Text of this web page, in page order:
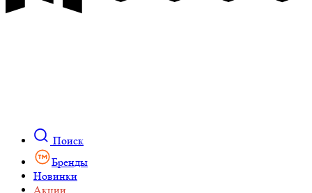
Поиск
Бренды
Новинки
Акции